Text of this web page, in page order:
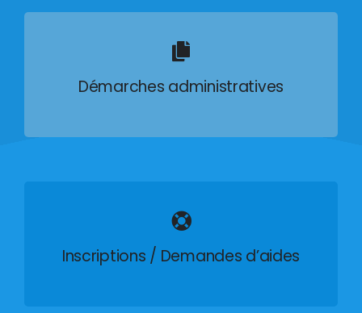
Démarches administratives
Inscriptions / Demandes d’aides